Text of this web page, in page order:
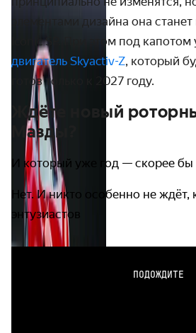
элементами дизайна она
Iconic SP. При этом под капотом
двигатель Skyactiv-Z, который
готов только к 2027 году.
Ждёте новый
Мазды?
И который уже год — скорее бы
Нет. И никто особенно не ждёт,
энтузиастов
ПОДОЖДИТЕ